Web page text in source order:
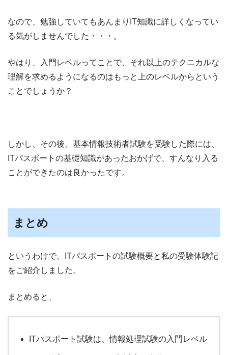
なので、勉強していてもあんまりIT知識に詳しくなってい
る気がしませんでした・・・。
やはり、入門レベルってことで、それ以上のテクニカルな
理解を求めるようになるのはもっと上のレベルからという
ことでしょうか？
しかし、その後、基本情報技術者試験を受験した際には、
ITパスポートの基礎知識があったおかげで、すんなり入る
ことができたのは良かったです。
まとめ
というわけで、ITパスポートの試験概要と私の受験体験記
をご紹介しました。
まとめると、
ITパスポート試験は、情報処理試験の入門レベル